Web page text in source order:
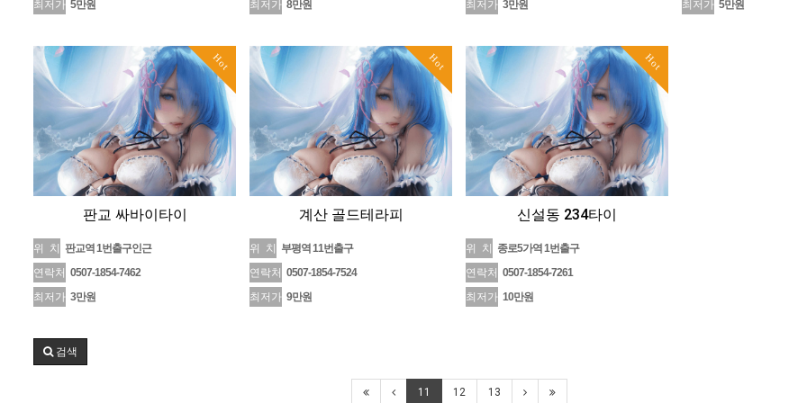
최저가 5만원 최저가 8만원 최저가 3만원 최저가 5만원
Hot
판교 싸바이타이
위 치
판교역 1번출구인근
연락처 0507-1854-7462
최저가 3만원
Hot
계산 골드테라피
위 치
부평역 11번출구
연락처 0507-1854-7524
최저가 9만원
Hot
신설동 234타이
위 치
종로5가역 1번출구
연락처 0507-1854-7261
최저가 10만원
검색
11 12 13